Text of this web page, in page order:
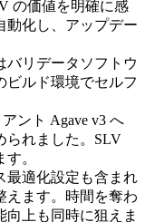
の価値を明確に感
動化し、アップデー
バリデータソフトウ
ビルド環境でセルフ
ント Agave v3 へ
られました。SLV
。
最適化設定も含まれ
えます。時間を奪わ
上も同時に狙えま